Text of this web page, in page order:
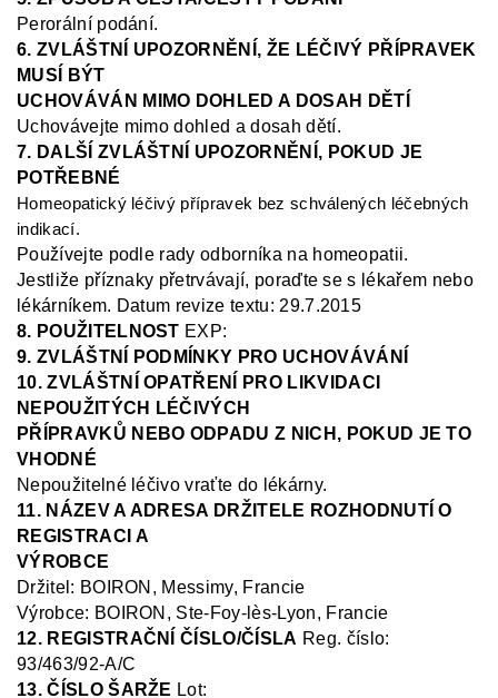
Perorální podání.
6. ZVLÁŠTNÍ UPOZORNĚNÍ, ŽE LÉČIVÝ PŘÍPRAVEK
MUSÍ BÝT
UCHOVÁVÁN MIMO DOHLED A DOSAH DĚTÍ
Uchovávejte mimo dohled a dosah dětí.
7. DALŠÍ ZVLÁŠTNÍ UPOZORNĚNÍ, POKUD JE
POTŘEBNÉ
Homeopatický léčivý přípravek bez schválených léčebných
indikací.
Používejte podle rady odborníka na homeopatii.
Jestliže příznaky přetrvávají, poraďte se s lékařem nebo
lékárníkem. Datum revize textu: 29.7.2015
8. POUŽITELNOST EXP:
9. ZVLÁŠTNÍ PODMÍNKY PRO UCHOVÁVÁNÍ
10. ZVLÁŠTNÍ OPATŘENÍ PRO LIKVIDACI
NEPOUŽITÝCH LÉČIVÝCH
PŘÍPRAVKŮ NEBO ODPADU Z NICH, POKUD JE TO
VHODNÉ
Nepoužitelné léčivo vraťte do lékárny.
11. NÁZEV A ADRESA DRŽITELE ROZHODNUTÍ O
REGISTRACI A
VÝROBCE
Držitel: BOIRON, Messimy, Francie
Výrobce: BOIRON, Ste-Foy- lès-Lyon, Francie
12. REGISTRAČNÍ ČÍSLO/ČÍSLA Reg. číslo:
93/463/92-A/C
13. ČÍSLO ŠARŽE Lot: